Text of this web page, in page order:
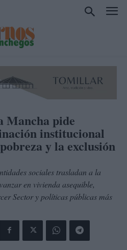
Mancha pide
institucional
y la exclusión
sociales trasladan a la
en vivienda asequible,
Sector y políticas públicas más